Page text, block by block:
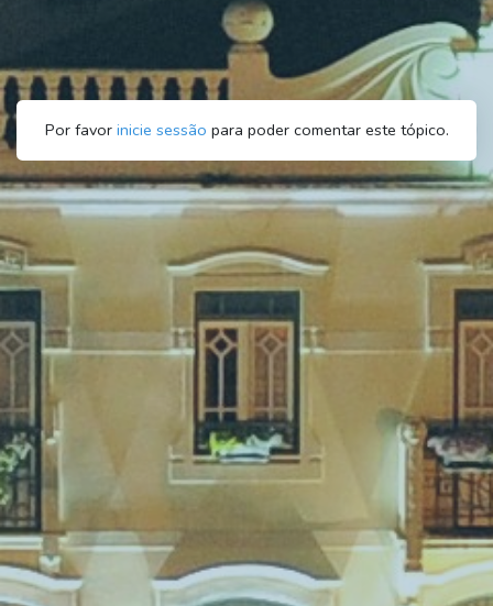
Por favor inicie sessão para poder comentar este tópico.